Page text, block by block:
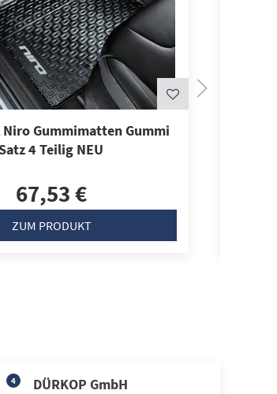
Gummimatten Gummi
4 Teilig NEU
67,53 €
ZUM PRODUKT
4 DÜRKOP GmbH